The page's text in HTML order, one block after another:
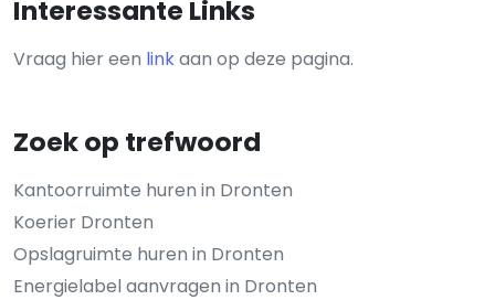
Interessante Links
Vraag hier een linkaan op deze pagina.
Zoek op trefwoord
Kantoorruimte huren in Dronten
Koerier Dronten
Opslagruimte huren in Dronten
Energielabel aanvragen in Dronten